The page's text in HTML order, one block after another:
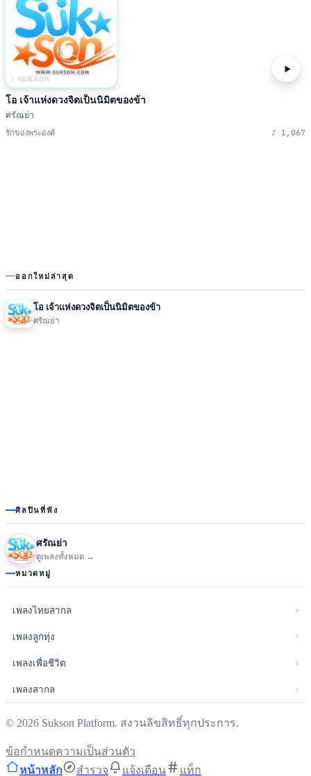
♪ SUKSON
โอ เจ้าแห่งดวงจิตเป็นนิมิตของข้า
ศรัณย่า
รักของพระองค์ ♪ 1,067
ออกใหม่ล่าสุด
โอ เจ้าแห่งดวงจิตเป็นนิมิตของข้า
ศรัณย่า
ศิลปินที่ฟัง
ศรัณย่า
ดูเพลงทั้งหมด →
หมวดหมู่
เพลงไทยสากล ›
เพลงลูกทุ่ง ›
เพลงเพื่อชีวิต ›
เพลงสากล ›
© 2026 Sukson Platform. สงวนลิขสิทธิ์ทุกประการ.
ข้อกำหนดความเป็นส่วนตัว
หน้าหลัก
สำรวจ แจ้งเตือน แท็ก